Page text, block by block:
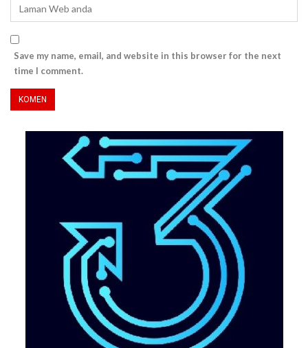
Save my name, email, and website in this browser for the next
time I comment.